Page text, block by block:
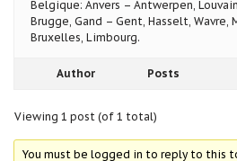
Belgique: Anvers – Antwerpen,
Brugge, Gand – Gent, Hasselt, Wavre,
Bruxelles, Limbourg.
Author Posts
Viewing 1 post (of 1 total)
You must be logged in to reply to this